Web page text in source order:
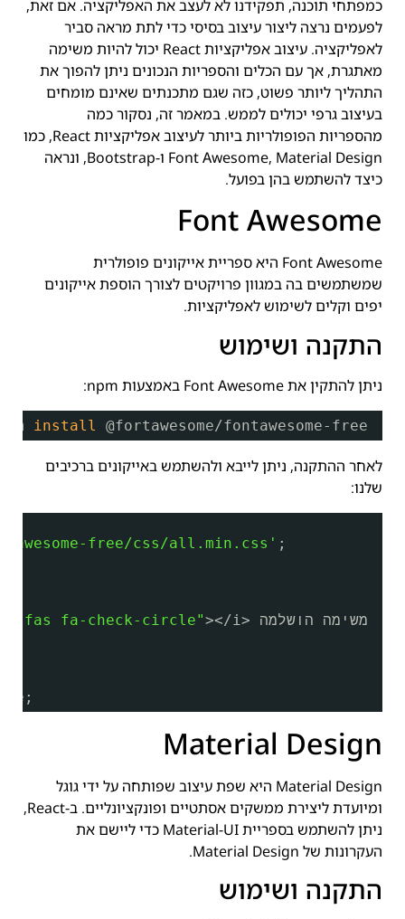
כמפתחי תוכנה, תפקידנו לא לעצב את האפליקציה. אם זאת,
לפעמים נרצה ליצור עיצוב בסיסי כדי לתת מראה סביר
לאפליקציה. עיצוב אפליקציות React יכול להיות משימה
מאתגרת, אך עם הכלים והספריות הנכונים ניתן להפוך את
התהליך ליותר פשוט, כזה שגם מתכנתים שאינם מומחים
בעיצוב גרפי יכולים לממש. במאמר זה, נסקור כמה
מהספריות הפופולריות ביותר לעיצוב אפליקציות React, כמו
Font Awesome, Material Design ו-Bootstrap, ונראה
כיצד להשתמש בהן בפועל.
Font Awesome
Font Awesome היא ספריית אייקונים פופולרית
שמשתמשים בה במגוון פרויקטים לצורך הוספת אייקונים
יפים וקלים לשימוש לאפליקציות.
התקנה ושימוש
ניתן להתקין את Font Awesome באמצעות npm:
install @fortawesome/fontawesome-free
לאחר ההתקנה, ניתן לייבא ולהשתמש באייקונים ברכיבים
שלנו:
free/css/all.min.css' ;
"fas fa-check-circle" ></i> משימה הושלמה
Material Design
Material Design היא שפת עיצוב שפותחה על ידי גוגל
ומיועדת ליצירת ממשקים אסתטיים ופונקציונליים. ב-React,
ניתן להשתמש בספריית Material-UI כדי ליישם את
העקרונות של Material Design.
התקנה ושימוש